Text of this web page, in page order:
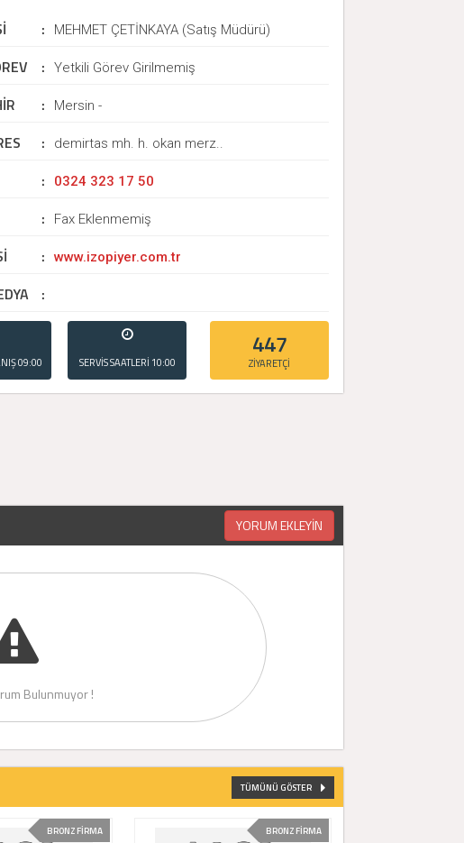
: MEHMET ÇETİNKAYA (Satış Müdürü)
: Yetkili Görev Girilmemiş
: Mersin -
: demirtas mh. h. okan merz..
: 0324 323 17 50
: Fax Eklenmemiş
: www.izopiyer.com.tr
:
09:00
SERVİS SAATLERİ 10:00
- 20:00
447
ZİYARETÇİ
YORUM EKLEYİN
Bulunmuyor !
TÜMÜNÜ GÖSTER
BRONZ FİRMA BRONZ FİRMA